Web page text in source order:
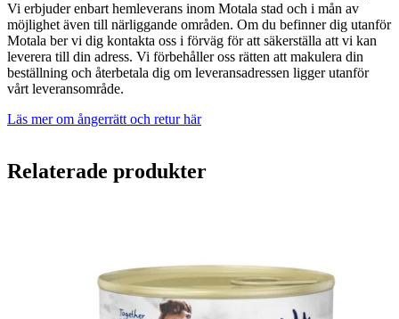
Vi erbjuder enbart hemleverans inom Motala stad och i mån av
möjlighet även till närliggande områden. Om du befinner dig utanför
Motala ber vi dig kontakta oss i förväg för att säkerställa att vi kan
leverera till din adress. Vi förbehåller oss rätten att makulera din
beställning och återbetala dig om leveransadressen ligger utanför
vårt leveransområde.
Läs mer om ångerrätt och retur här
Relaterade produkter